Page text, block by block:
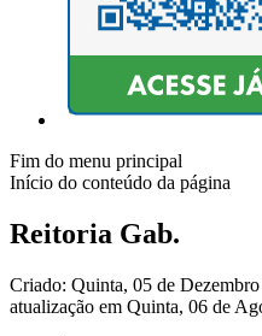
Fim do menu principal
Início do conteúdo da página
Reitoria Gab.
Criado: Quinta, 05 de
atualização em Quinta, 06 de